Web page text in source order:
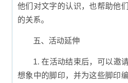
他们对文字的认识，也帮助他
的关系。
五、活动延伸
1. 在活动结束后，可以邀
想象中的脚印，并为这些脚印